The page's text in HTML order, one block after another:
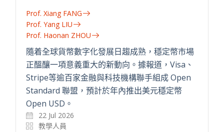
Prof. Xiang FANG
Prof. Yang LIU
Prof. Haonan ZHOU
隨着全球貨幣數字化發展日趨成熟，穩定幣市場
正醞釀一項意義重大的新動向。據報道，Visa、
Stripe等逾百家金融與科技機構聯手組成 Open
Standard 聯盟，預計於年內推出美元穩定幣
Open USD。
22 Jul 2026
教學人員